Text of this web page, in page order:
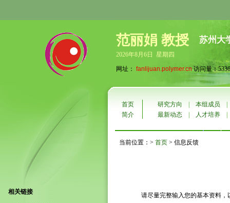
范丽娟 教授 苏州大
2026年8月6日 星期四
网址： fanlijuan.polymer.cn访问量：
相关链接
首页 研究方向 本组成员
简介
最新动态 人才培养
当前位置：> 首页 > 信息反馈
请尽量完整输入您的基本资料